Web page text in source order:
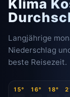
Klima
Langjährige
Niederschlag
beste Reisezeit.
15° 16° 18°